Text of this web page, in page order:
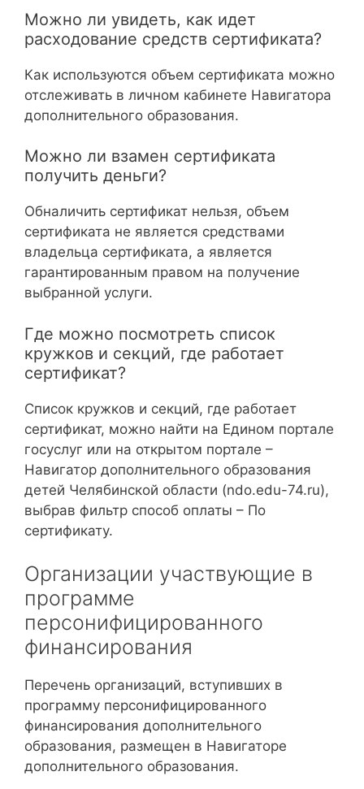
Можно ли увидеть, как идет
расходование средств сертификата?
Как используются объем сертификата можно
отслеживать в личном кабинете Навигатора
дополнительного образования.
Можно ли взамен сертификата
получить деньги?
Обналичить сертификат нельзя, объем
сертификата не является средствами
владельца сертификата, а является
гарантированным правом на получение
выбранной услуги.
Где можно посмотреть список
кружков и секций, где работает
сертификат?
Список кружков и секций, где работает
сертификат, можно найти на Едином портале
госуслуг или на открытом портале –
Навигатор дополнительного образования
детей Челябинской области (ndo.edu-74.ru),
выбрав фильтр способ оплаты – По
сертификату.
Организации участвующие в
программе
персонифицированного
финансирования
Перечень организаций, вступивших в
программу персонифицированного
финансирования дополнительного
образования, размещен в Навигаторе
дополнительного образования.